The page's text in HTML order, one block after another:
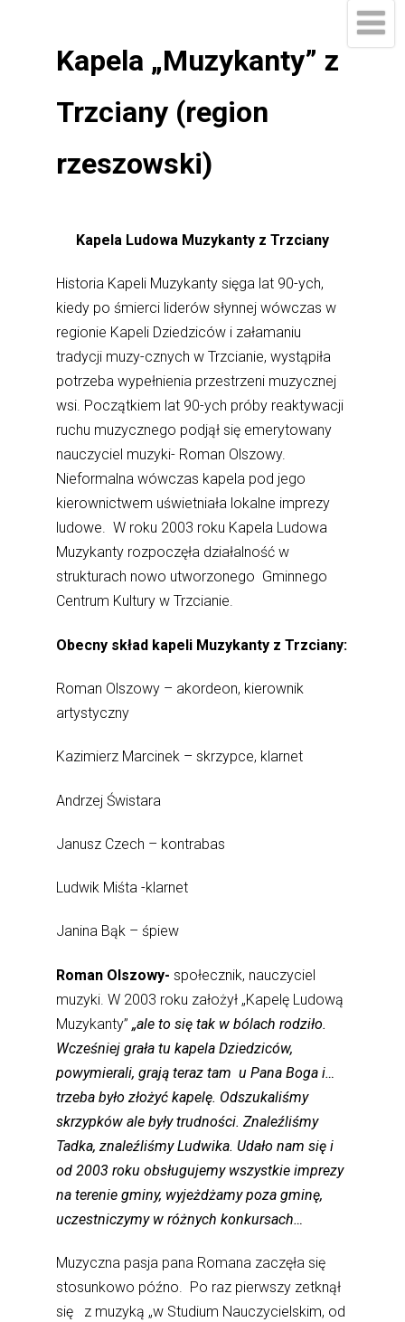
Kapela „Muzykanty” z
Trzciany (region
rzeszowski)
Kapela Ludowa Muzykanty z Trzciany
Historia Kapeli Muzykanty sięga lat 90-ych,
kiedy po śmierci liderów słynnej wówczas w
regionie Kapeli Dziedziców i załamaniu
tradycji muzy-cznych w Trzcianie, wystąpiła
potrzeba wypełnienia przestrzeni muzycznej
wsi. Początkiem lat 90-ych próby reaktywacji
ruchu muzycznego podjął się emerytowany
nauczyciel muzyki- Roman Olszowy.
Nieformalna wówczas kapela pod jego
kierownictwem uświetniała lokalne imprezy
ludowe. W roku 2003 roku Kapela Ludowa
Muzykanty rozpoczęła działalność w
strukturach nowo utworzonego Gminnego
Centrum Kultury w Trzcianie.
Obecny skład kapeli Muzykanty z Trzciany:
Roman Olszowy – akordeon, kierownik
artystyczny
Kazimierz Marcinek – skrzypce, klarnet
Andrzej Świstara
Janusz Czech – kontrabas
Ludwik Miśta -klarnet
Janina Bąk – śpiew
Roman Olszowy-społecznik, nauczyciel
muzyki. W 2003 roku założył „Kapelę Ludową
Muzykanty”„ale to się tak w bólach rodziło.
Wcześniej grała tu kapela Dziedziców,
powymierali, grają teraz tam u Pana Boga i…
trzeba było złożyć kapelę. Odszukaliśmy
skrzypków ale były trudności. Znaleźliśmy
Tadka, znaleźliśmy Ludwika. Udało nam się i
od 2003 roku obsługujemy wszystkie imprezy
na terenie gminy, wyjeżdżamy poza gminę,
uczestniczymy w różnych konkursach…
Muzyczna pasja pana Romana zaczęła się
stosunkowo późno. Po raz pierwszy zetknął
się z muzyką „w Studium Nauczycielskim, od